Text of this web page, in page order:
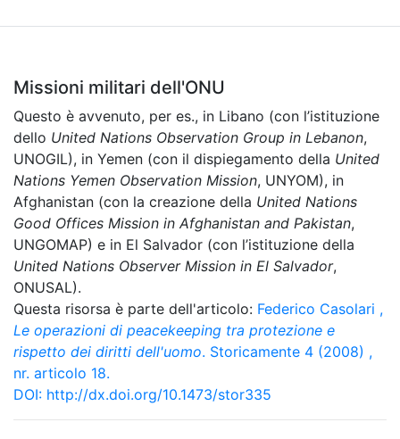
Missioni militari dell'ONU
Questo è avvenuto, per es., in Libano (con l’istituzione
dello United Nations Observation Group in Lebanon,
UNOGIL), in Yemen (con il dispiegamento della United
Nations Yemen Observation Mission, UNYOM), in
Afghanistan (con la creazione della United Nations
Good Offices Mission in Afghanistan and Pakistan,
UNGOMAP) e in El Salvador (con l’istituzione della
United Nations Observer Mission in El Salvador,
ONUSAL).
Questa risorsa è parte dell'articolo: Federico Casolari ,
Le operazioni di peacekeeping tra protezione e
rispetto dei diritti dell'uomo. Storicamente 4 (2008) ,
nr. articolo 18.
DOI: http://dx.doi.org/10.1473/stor335